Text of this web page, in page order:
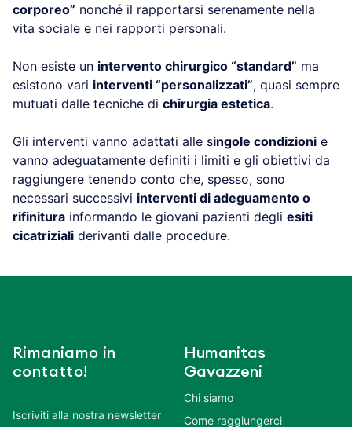
corporeo” nonché il rapportarsi serenamente nella
vita sociale e nei rapporti personali.
Non esiste un intervento chirurgico “standard” ma
esistono vari interventi “personalizzati”, quasi sempre
mutuati dalle tecniche di chirurgia estetica.
Gli interventi vanno adattati alle singole condizioni e
vanno adeguatamente definiti i limiti e gli obiettivi da
raggiungere tenendo conto che, spesso, sono
necessari successivi interventi di adeguamento o
rifinitura informando le giovani pazienti degli esiti
cicatriziali derivanti dalle procedure.
Rimaniamo in
contatto!
Iscriviti alla nostra newsletter
Humanitas
Gavazzeni
Chi siamo
Come raggiungerci